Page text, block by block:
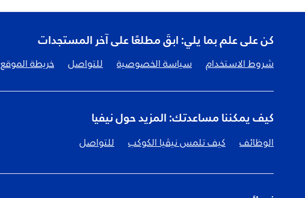
كن على علم بما يلي: ابقَ مطلعًا على آخر المستجدات
شروط الاستخدام سياسة الخصوصية للتواصل خريطة الموقع
كيف يمكننا مساعدتك: المزيد حول نيفيا
الوظائف كيف تلمس نيڤيا الكوكب للتواصل